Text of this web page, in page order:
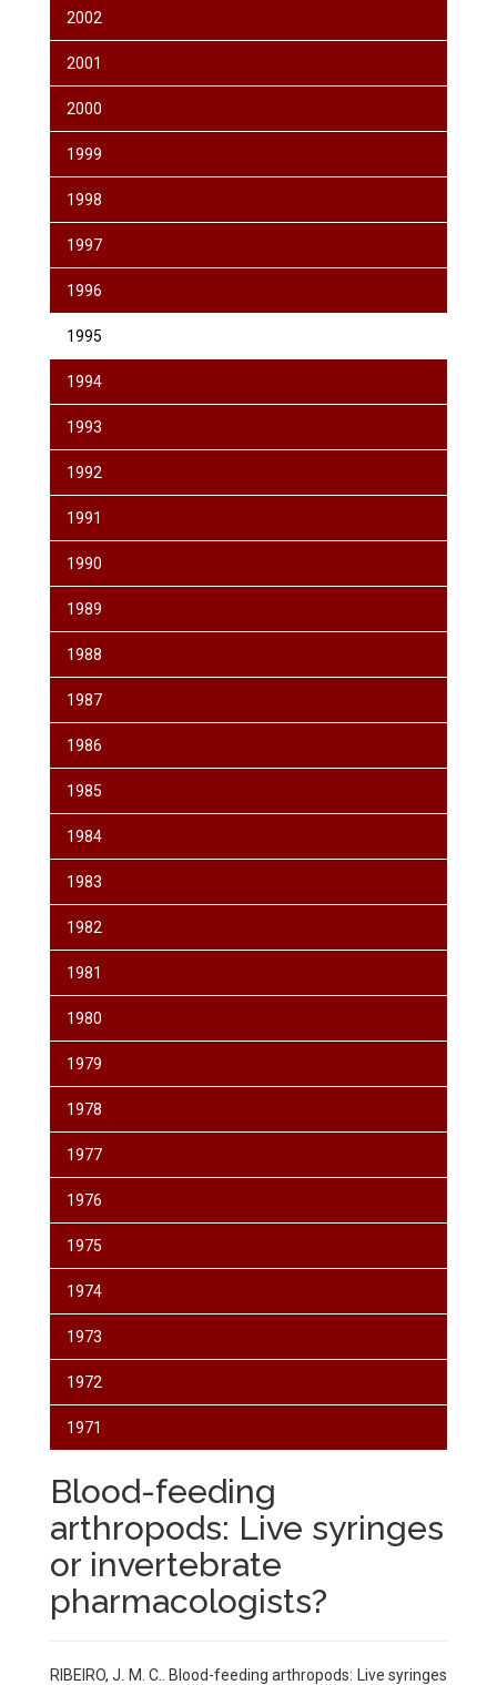
2002
2001
2000
1999
1998
1997
1996
1995
1994
1993
1992
1991
1990
1989
1988
1987
1986
1985
1984
1983
1982
1981
1980
1979
1978
1977
1976
1975
1974
1973
1972
1971
Blood-feeding
arthropods: Live syringes
or invertebrate
pharmacologists?
RIBEIRO, J. M. C.. Blood-feeding arthropods: Live syringes